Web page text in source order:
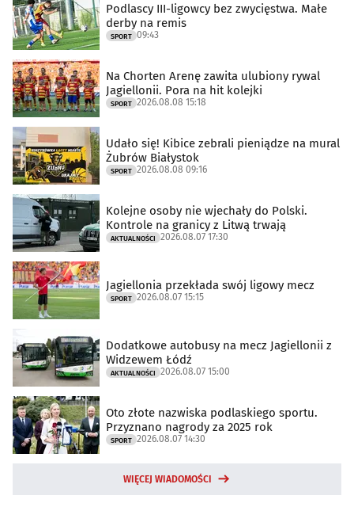
Podlascy III-ligowcy bez zwycięstwa. Małe
derby na remis
SPORT 09:43
Na Chorten Arenę zawita ulubiony rywal
Jagiellonii. Pora na hit kolejki
SPORT 2026.08.08 15:18
Udało się! Kibice zebrali pieniądze na mural
Żubrów Białystok
SPORT 2026.08.08 09:16
Kolejne osoby nie wjechały do Polski.
Kontrole na granicy z Litwą trwają
AKTUALNOŚCI 2026.08.07 17:30
Jagiellonia przekłada swój ligowy mecz
SPORT 2026.08.07 15:15
Dodatkowe autobusy na mecz Jagiellonii z
Widzewem Łódź
AKTUALNOŚCI 2026.08.07 15:00
Oto złote nazwiska podlaskiego sportu.
Przyznano nagrody za 2025 rok
SPORT 2026.08.07 14:30
WIĘCEJ WIADOMOŚCI